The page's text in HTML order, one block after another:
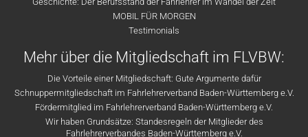
MOBIL FÜR MORGEN
Testimonials
Mehr über die Mitgliedschaft im FLVBW:
Die Vorteile einer Mitgliedschaft: Gute Argumente dafür
Schnuppermitgliedschaft im Fahrlehrerverband Baden-Württemberg e.V.
Fördermitglied im Fahrlehrerverband Baden-Württemberg e.V.
Wir haben Grundsätze: Standesregeln der Mitglieder des
Fahrlehrerverbandes Baden-Württemberg e.V.